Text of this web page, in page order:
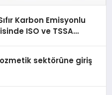
Karbon Emisyonlu
ISO ve TSSA
sektörüne giriş